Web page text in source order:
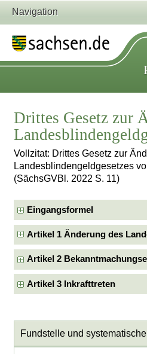
Navigation
Drittes Gesetz zur
Vollzitat: Drittes Gesetz zur
Landesblindengeldgesetzes
(SächsGVBl. 2022 S. 11)
Eingangsformel
Artikel 1 Änderung des
Artikel 2
Artikel 3 Inkrafttreten
Fundstelle und